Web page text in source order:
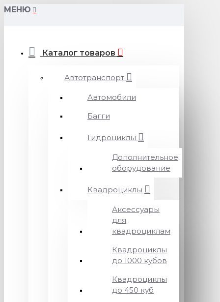
МЕНЮ
Каталог товаров
Автотранспорт
Автомобили
Багги
Гидроциклы
Дополнительное
оборудование
Квадроциклы
Аксессуары
для
квадроциклам
Квадроциклы
до 1000 кубов
Квадроциклы
до 450 куб